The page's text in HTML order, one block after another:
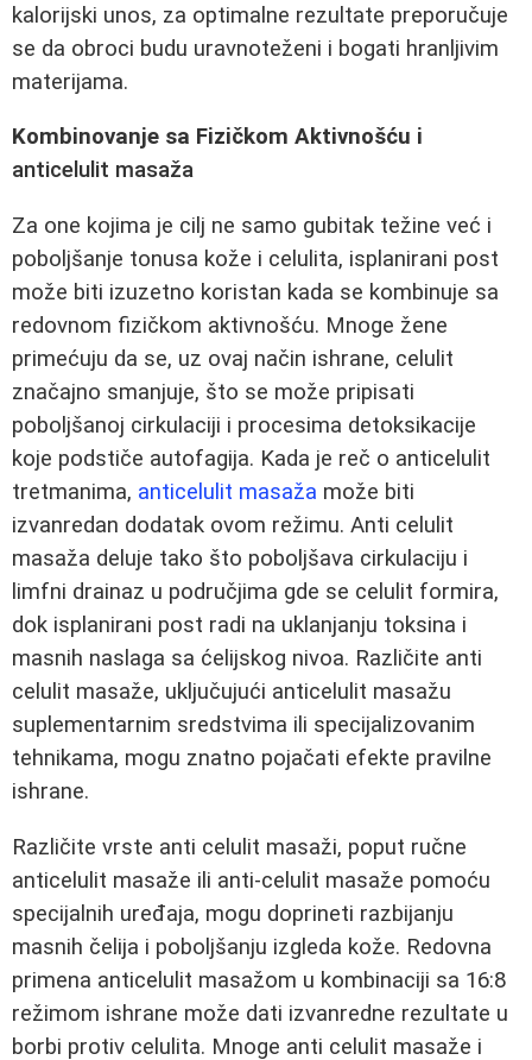
kalorijski unos, za optimalne rezultate preporučuje
se da obroci budu uravnoteženi i bogati hranljivim
materijama.
Kombinovanje sa Fizičkom Aktivnošću i
anticelulit masaža
Za one kojima je cilj ne samo gubitak težine već i
poboljšanje tonusa kože i celulita, isplanirani post
može biti izuzetno koristan kada se kombinuje sa
redovnom fizičkom aktivnošću. Mnoge žene
primećuju da se, uz ovaj način ishrane, celulit
značajno smanjuje, što se može pripisati
poboljšanoj cirkulaciji i procesima detoksikacije
koje podstiče autofagija. Kada je reč o anticelulit
tretmanima, anticelulit masaža može biti
izvanredan dodatak ovom režimu. Anti celulit
masaža deluje tako što poboljšava cirkulaciju i
limfni drainaz u područjima gde se celulit formira,
dok isplanirani post radi na uklanjanju toksina i
masnih naslaga sa ćelijskog nivoa. Različite anti
celulit masaže, uključujući anticelulit masažu
suplementarnim sredstvima ili specijalizovanim
tehnikama, mogu znatno pojačati efekte pravilne
ishrane.
Različite vrste anti celulit masaži, poput ručne
anticelulit masaže ili anti-celulit masaže pomoću
specijalnih uređaja, mogu doprineti razbijanju
masnih čelija i poboljšanju izgleda kože. Redovna
primena anticelulit masažom u kombinaciji sa 16:8
režimom ishrane može dati izvanredne rezultate u
borbi protiv celulita. Mnoge anti celulit masaže i